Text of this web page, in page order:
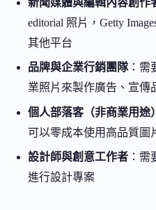
editorial 照片，Getty
其他平台
品牌與企業行銷團隊：需
業照片來製作廣告、宣傳
個人部落客（非商業用途）
可以零成本使用高品質圖
設計師與創意工作者 ：
進行設計專案